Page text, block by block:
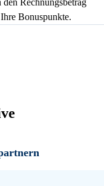
Bonuspunkte.